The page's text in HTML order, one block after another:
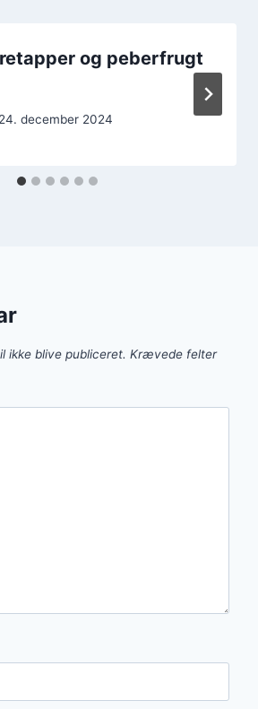
og peberfrugt
24. december 2024
ikke blive publiceret. Krævede felter